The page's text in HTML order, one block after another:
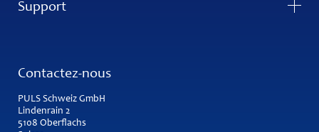
Support
Contactez-nous
PULS Schweiz GmbH
Lindenrain 2
5108 Oberflachs